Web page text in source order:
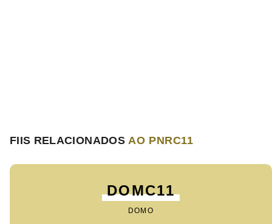
FIIS RELACIONADOSAO PNRC11
DOMC11
DOMO